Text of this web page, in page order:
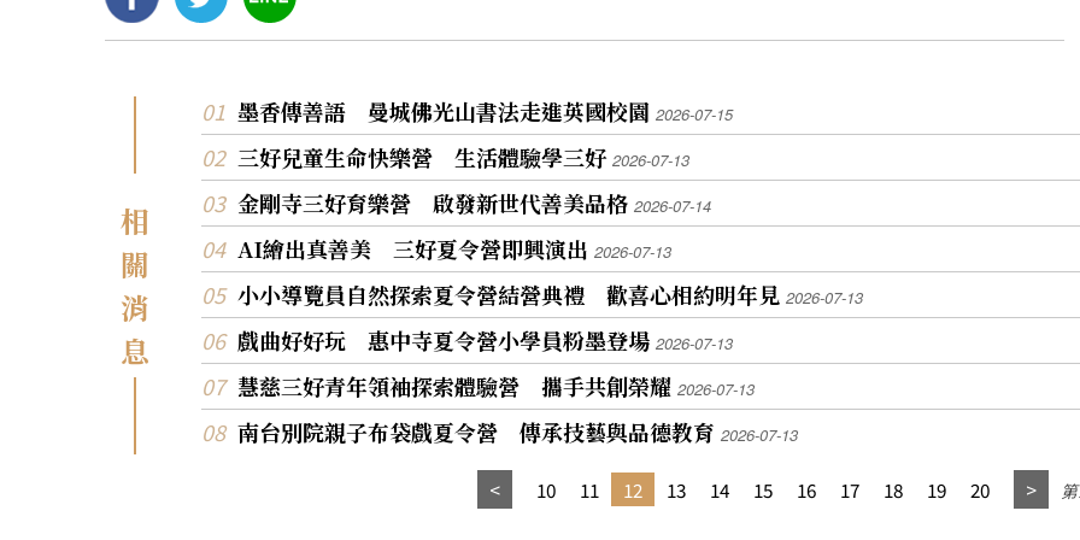
相
關
消
息
墨香傳善語 曼城佛光山書法走進英國校園 2026-07-15
三好兒童生命快樂營 生活體驗學三好 2026-07-13
金剛寺三好育樂營 啟發新世代善美品格 2026-07-14
AI繪出真善美 三好夏令營即興演出 2026-07-13
小小導覽員自然探索夏令營結營典禮 歡喜心相約明年見 2026-07-13
戲曲好好玩 惠中寺夏令營小學員粉墨登場 2026-07-13
慧慈三好青年領袖探索體驗營 攜手共創榮耀 2026-07-13
南台別院親子布袋戲夏令營 傳承技藝與品德教育 2026-07-13
10 11 12 13 14 15 16 17 18 19 20